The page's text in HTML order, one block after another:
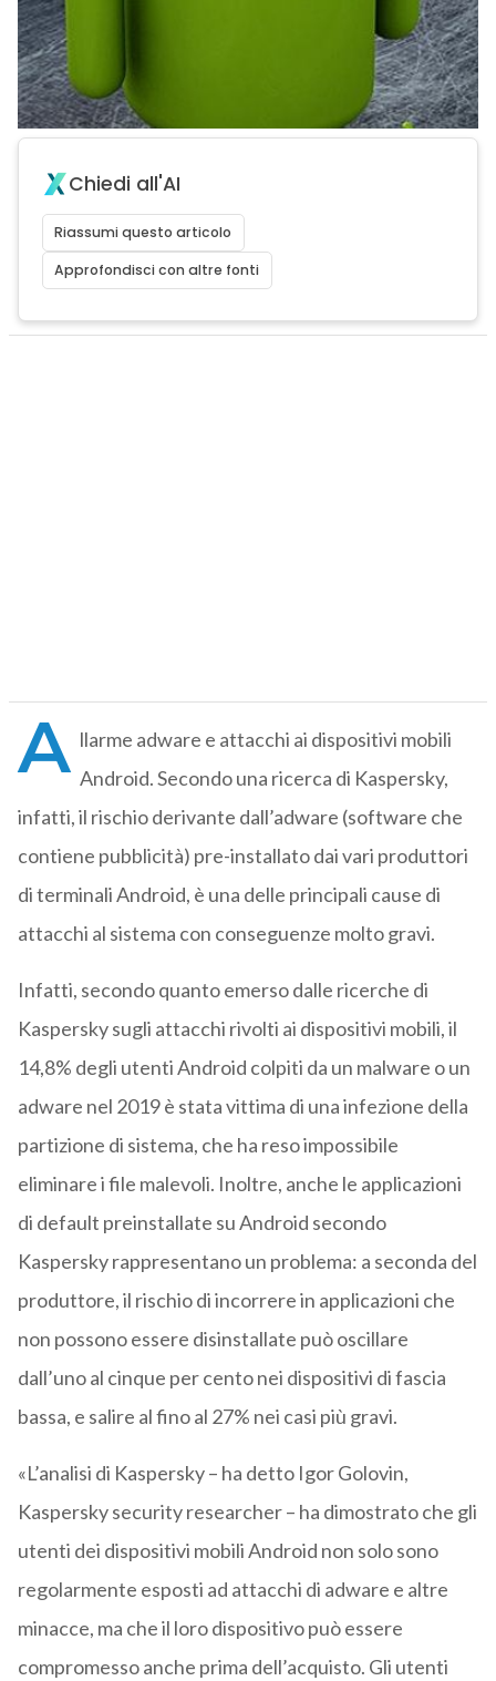
Chiedi all'AI
Riassumi questo articolo
Approfondisci con altre fonti
A llarme adware e attacchi ai dispositivi mobili
Android. Secondo una ricerca di Kaspersky,
infatti, il rischio derivante dall’adware (software che
contiene pubblicità) pre-installato dai vari produttori
di terminali Android, è una delle principali cause di
attacchi al sistema con conseguenze molto gravi.
Infatti, secondo quanto emerso dalle ricerche di
Kaspersky sugli attacchi rivolti ai dispositivi mobili, il
14,8% degli utenti Android colpiti da un malware o un
adware nel 2019 è stata vittima di una infezione della
partizione di sistema, che ha reso impossibile
eliminare i file malevoli. Inoltre, anche le applicazioni
di default preinstallate su Android secondo
Kaspersky rappresentano un problema: a seconda del
produttore, il rischio di incorrere in applicazioni che
non possono essere disinstallate può oscillare
dall’uno al cinque per cento nei dispositivi di fascia
bassa, e salire al fino al 27% nei casi più gravi.
«L’analisi di Kaspersky – ha detto Igor Golovin,
Kaspersky security researcher – ha dimostrato che gli
utenti dei dispositivi mobili Android non solo sono
regolarmente esposti ad attacchi di adware e altre
minacce, ma che il loro dispositivo può essere
compromesso anche prima dell’acquisto. Gli utenti